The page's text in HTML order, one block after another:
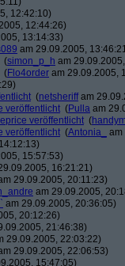
12:42:10)
12:44:26)
13:14:33)
am 29.09.2005,
(simon_p_h am
(Flo4order am 29.09.2005,
(netsheriffam
veröffentlicht (Pulla am
veröffentlicht (
veröffentlicht (Antonia_
am
15:57:53)
16:21:21)
29.09.2005, 20:11:23)
am 29.09.2005,
am 29.09.2005, 20:36:05)
20:12:26)
21:46:38)
29.09.2005, 22:03:22)
29.09.2005, 22:06:53)
15:47:05)